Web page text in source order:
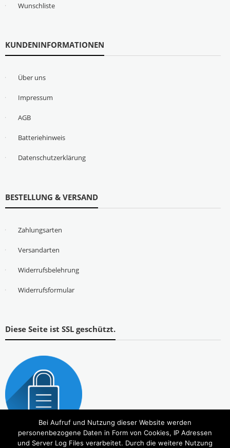
Wunschliste
KUNDENINFORMATIONEN
Über uns
Impressum
AGB
Batteriehinweis
Datenschutzerklärung
BESTELLUNG & VERSAND
Zahlungsarten
Versandarten
Widerrufsbelehrung
Widerrufsformular
Diese Seite ist SSL geschützt.
Bei Aufruf und Nutzung dieser Website werden
personenbezogene Daten in Form von Cookies, IP Adressen
und Server Log Files verarbeitet. Durch die weitere Nutzung